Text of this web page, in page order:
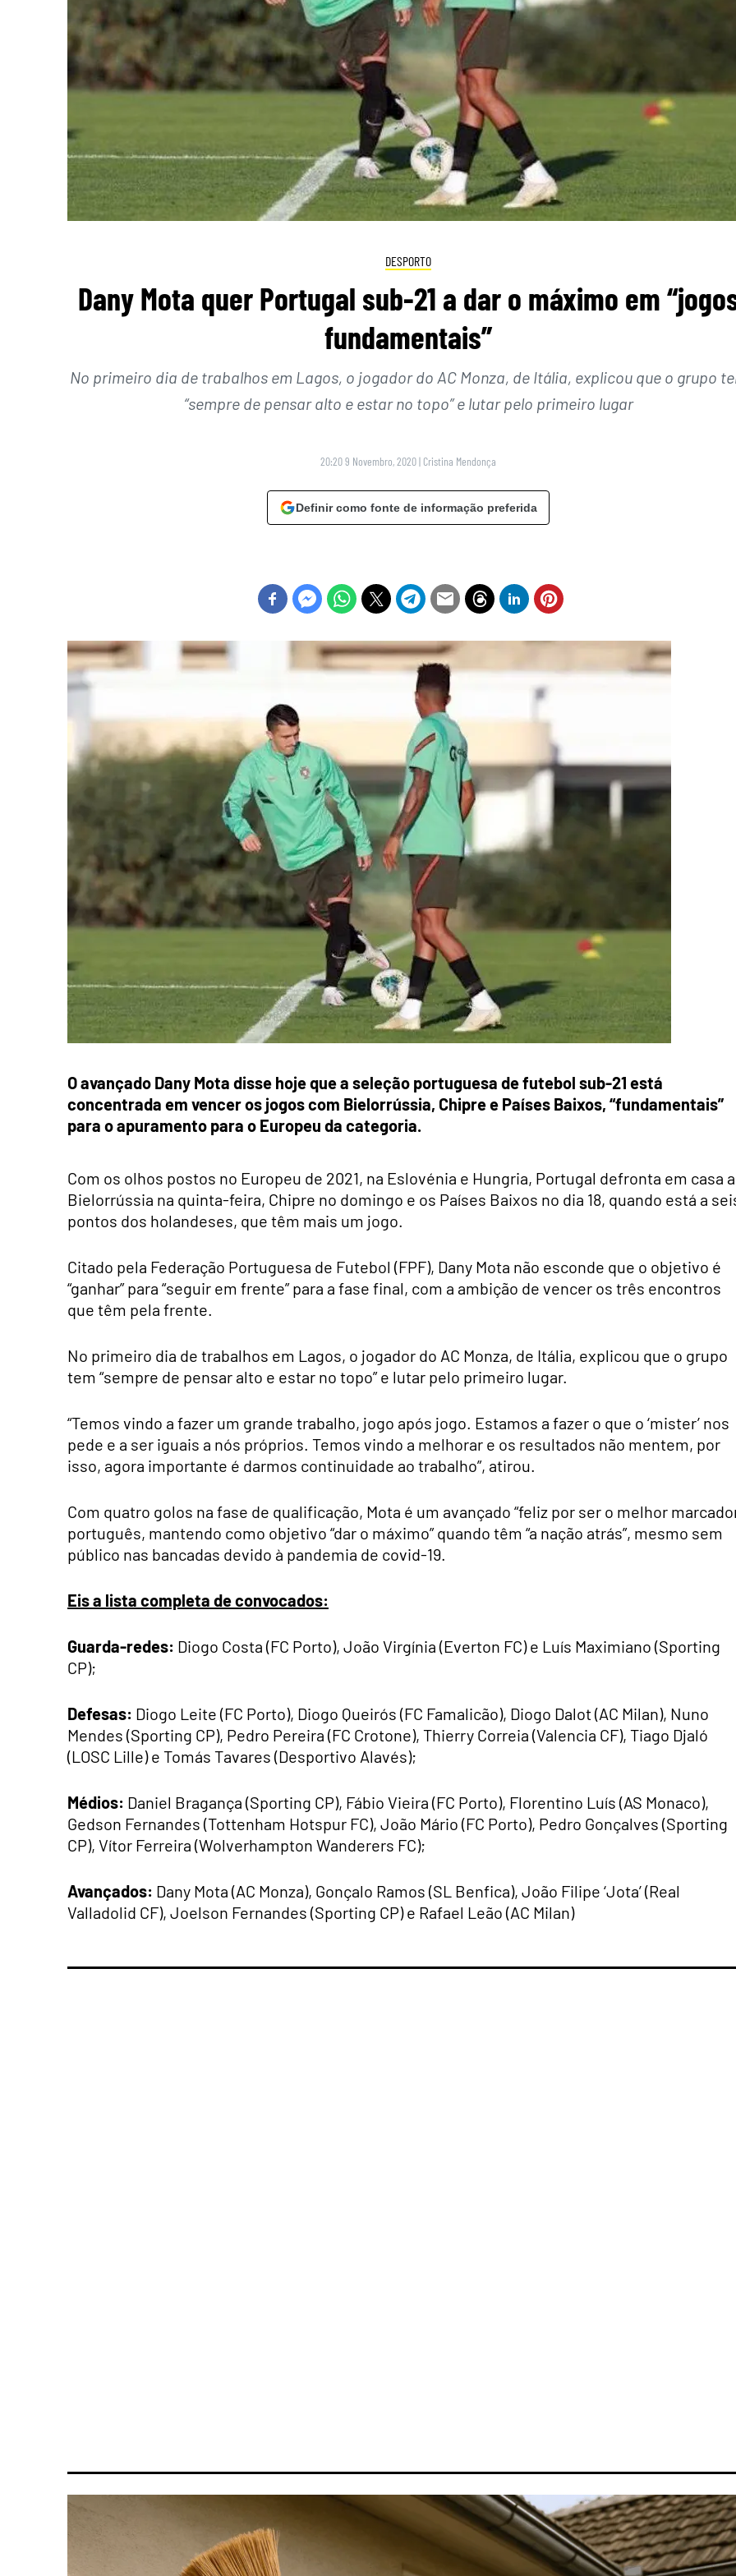
DESPORTO
Dany Mota quer Portugal sub-21 a dar o máximo em
fundamentais”
No primeiro dia de trabalhos em Lagos, o jogador do AC Monza, de Itália, explicou que o grupo
“sempre de pensar alto e estar no topo” e lutar pelo primeiro lugar
20:20 9 Novembro, 2020| Cristina Mendonça
Definir como fonte de informação preferida
O avançado Dany Mota disse hoje que a seleção portuguesa de futebol sub-21 está
concentrada em vencer os jogos com Bielorrússia, Chipre e Países Baixos, “fundamentais”
para o apuramento para o Europeu da categoria.
Com os olhos postos no Europeu de 2021, na Eslovénia e Hungria, Portugal defronta em casa a
Bielorrússia na quinta-feira, Chipre no domingo e os Países Baixos no dia 18, quando está a
pontos dos holandeses, que têm mais um jogo.
Citado pela Federação Portuguesa de Futebol (FPF), Dany Mota não esconde que o objetivo é
“ganhar” para “seguir em frente” para a fase final, com a ambição de vencer os três encontros
que têm pela frente.
No primeiro dia de trabalhos em Lagos, o jogador do AC Monza, de Itália, explicou que o grupo
tem “sempre de pensar alto e estar no topo” e lutar pelo primeiro lugar.
“Temos vindo a fazer um grande trabalho, jogo após jogo. Estamos a fazer o que o ‘mister’ nos
pede e a ser iguais a nós próprios. Temos vindo a melhorar e os resultados não mentem, por
isso, agora importante é darmos continuidade ao trabalho”, atirou.
Com quatro golos na fase de qualificação, Mota é um avançado “feliz por ser o melhor
português, mantendo como objetivo “dar o máximo” quando têm “a nação atrás”, mesmo sem
público nas bancadas devido à pandemia de covid-19.
Eis a lista completa de convocados:
Guarda-redes: Diogo Costa (FC Porto), João Virgínia (Everton FC) e Luís Maximiano (Sporting
CP);
Defesas: Diogo Leite (FC Porto), Diogo Queirós (FC Famalicão), Diogo Dalot (AC Milan), Nuno
Mendes (Sporting CP), Pedro Pereira (FC Crotone), Thierry Correia (Valencia CF), Tiago Djaló
(LOSC Lille) e Tomás Tavares (Desportivo Alavés);
Médios: Daniel Bragança (Sporting CP), Fábio Vieira (FC Porto), Florentino Luís (AS Monaco),
Gedson Fernandes (Tottenham Hotspur FC), João Mário (FC Porto), Pedro Gonçalves (Sporting
CP), Vítor Ferreira (Wolverhampton Wanderers FC);
Avançados: Dany Mota (AC Monza), Gonçalo Ramos (SL Benfica), João Filipe ‘Jota’ (Real
Valladolid CF), Joelson Fernandes (Sporting CP) e Rafael Leão (AC Milan)